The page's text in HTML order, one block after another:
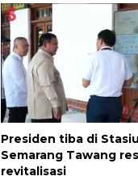
Presiden tiba di
Semarang Tawang
revitalisasi